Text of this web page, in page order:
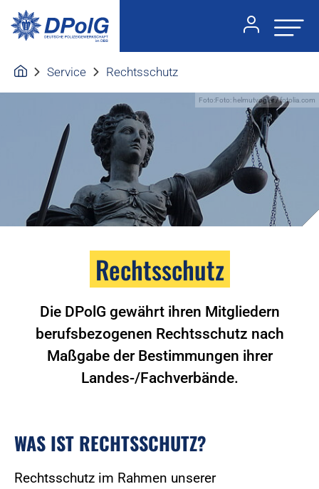
Service Rechtsschutz
Foto:Foto: helmutvogler / fotolia.com
Rechtsschutz
Die DPolG gewährt ihren Mitgliedern
berufsbezogenen Rechtsschutz nach
Maßgabe der Bestimmungen ihrer
Landes-/Fachverbände.
WAS IST RECHTSSCHUTZ?
Rechtsschutz im Rahmen unserer